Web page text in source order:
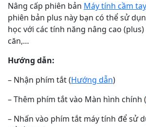
Nâng cấp phiên bản Máy tính cầm tay
phiên bản plus này bạn có thể sử
học với các tính năng nâng cao (plus)
căn,…
Hướng dẫn:
– Nhận phím tắt (Hướng dẫn)
– Thêm phím tắt vào Màn hình chính (
– Nhấn vào phím tắt máy tính để sử